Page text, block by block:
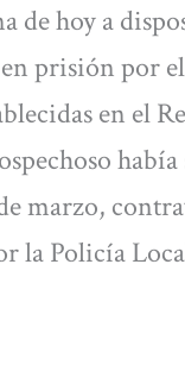
de hoy a
prisión por
en el
de marzo,
la Policía